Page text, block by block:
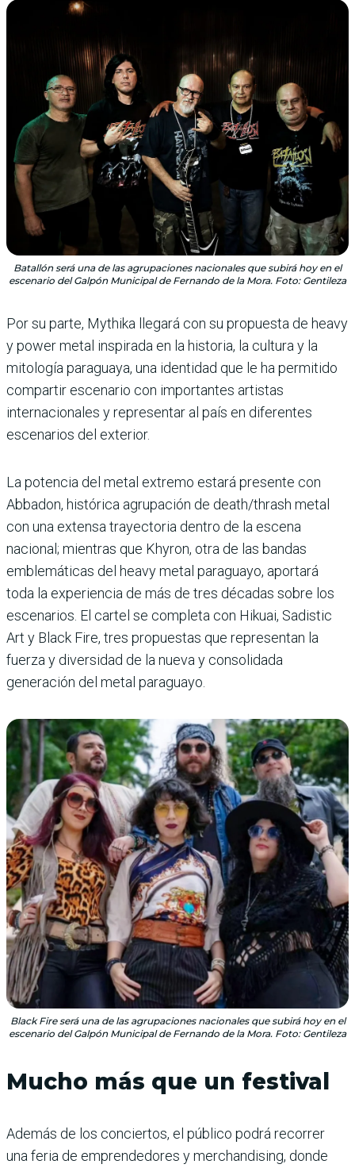
Batallón será una de las agrupaciones nacionales que subirá hoy en el
escenario del Galpón Municipal de Fernando de la Mora. Foto: Gentileza
Por su parte, Mythika llegará con su propuesta de heavy
y power metal inspirada en la historia, la cultura y la
mitología paraguaya, una identidad que le ha permitido
compartir escenario con importantes artistas
internacionales y representar al país en diferentes
escenarios del exterior.
La potencia del metal extremo estará presente con
Abbadon, histórica agrupación de death/thrash metal
con una extensa trayectoria dentro de la escena
nacional; mientras que Khyron, otra de las bandas
emblemáticas del heavy metal paraguayo, aportará
toda la experiencia de más de tres décadas sobre los
escenarios. El cartel se completa con Hikuai, Sadistic
Art y Black Fire, tres propuestas que representan la
fuerza y diversidad de la nueva y consolidada
generación del metal paraguayo.
Black Fire será una de las agrupaciones nacionales que subirá hoy en el
escenario del Galpón Municipal de Fernando de la Mora. Foto: Gentileza
Mucho más que un festival
Además de los conciertos, el público podrá recorrer
una feria de emprendedores y merchandising, donde